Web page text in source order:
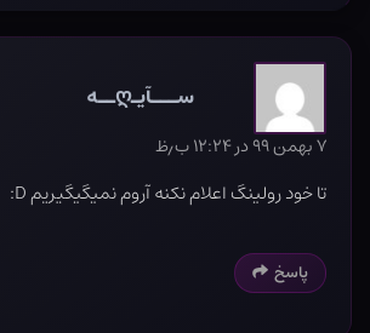
ســـآیـღــه
۷ بهمن ۹۹ در ۱۲:۲۴ ب٫ظ
تا خود رولینگ اعلام نکنه آروم نمیگیگیریم D:
پاسخ